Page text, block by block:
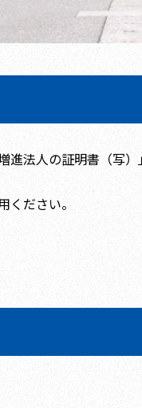
進法人の証明書（写
ださい。